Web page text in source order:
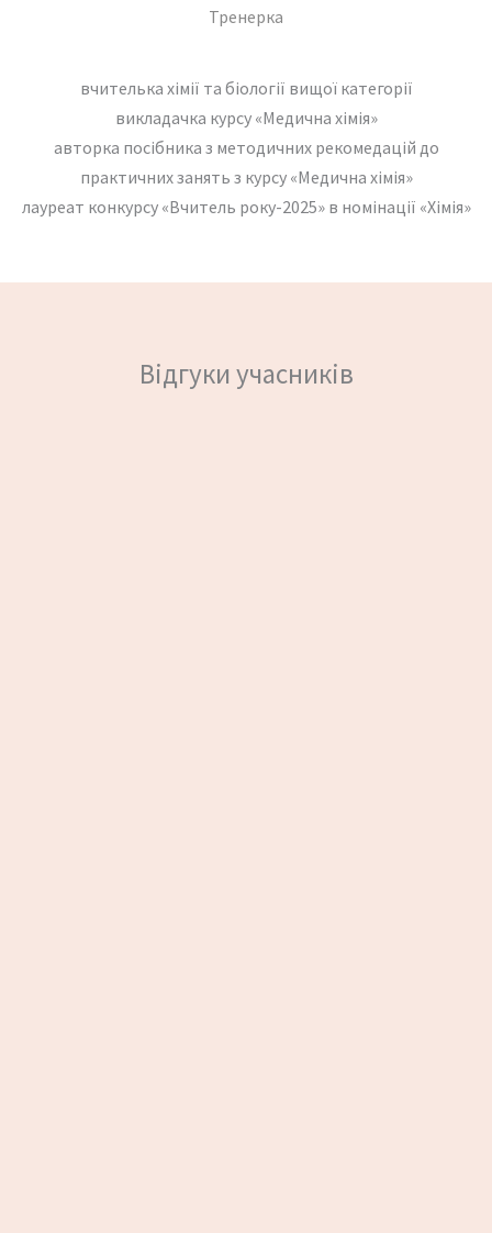
Тренерка
вчителька хімії та біології вищої категорії
викладачка курсу «Медична хімія»
авторка посібника з методичних рекомедацій до
практичних занять з курсу «Медична хімія»
лауреат конкурсу «Вчитель року-2025» в номінації «Хімія»
Відгуки учасників